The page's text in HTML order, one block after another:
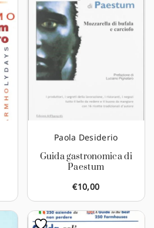
Paola Desiderio
Guida gastronomica di
Paestum
€10,00